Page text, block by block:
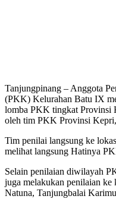
Tanjungpinang – Anggota
(PKK) Kelurahan Batu IX
lomba PKK tingkat Provinsi
oleh tim PKK Provinsi Kepri,
Tim penilai langsung ke
melihat langsung Hatinya
Selain penilaian diwilayah
juga melakukan penilaian
Natuna, Tanjungbalai